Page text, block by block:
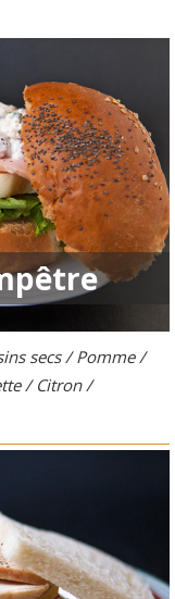
secs / Pomme /
/ Citron /